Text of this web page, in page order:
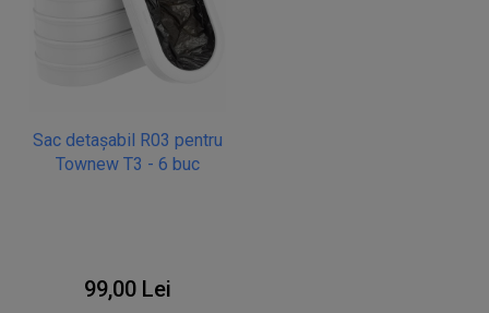
Sac detașabil R03 pentru
Townew T3 - 6 buc
99,00 Lei